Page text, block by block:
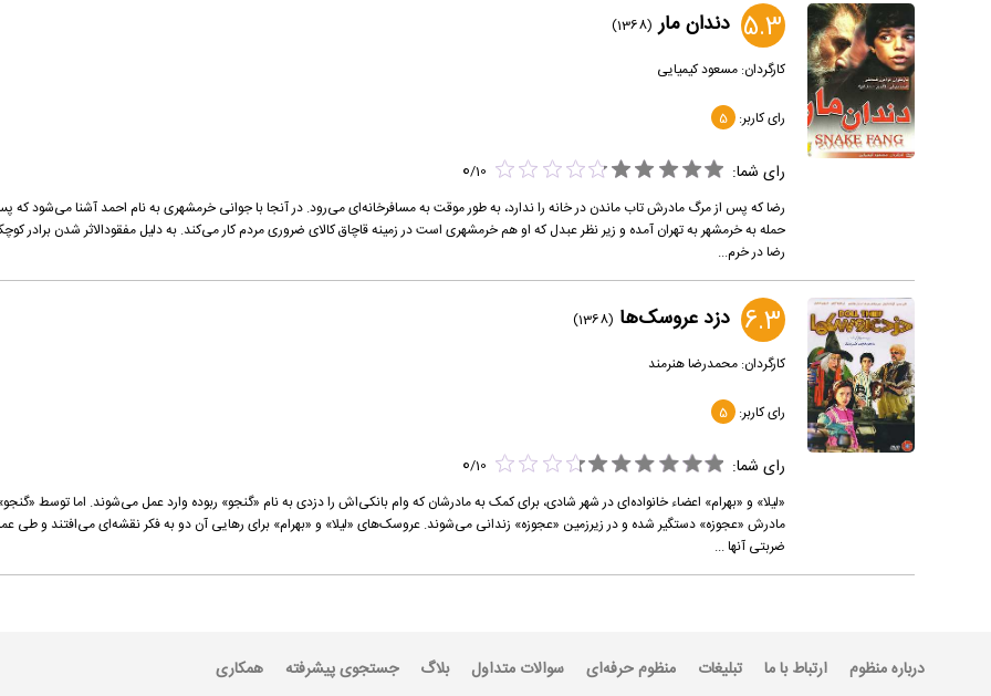
5.3 دندان مار (1368)
کارگردان:مسعود کیمیایی
رای کاربر: 5
رای شما: 0/10
رضا که پس از مرگ مادرش تاب ماندن در خانه را ندارد، به طور موقت به مسافرخانه‌ای می‌رود. در آنجا با جوانی خرمشهری به نام احمد آشنا می‌شود که
حمله به خرمشهر به تهران آمده و زیر نظر عبدل که او هم خرمشهری است در زمینه قاچاق کالای ضروری مردم کار می‌کند. به دلیل مفقودالاثر شدن برادر
رضا در خرم...
6.3 دزد عروسک‌ها (1368)
کارگردان:محمدرضا هنرمند
رای کاربر: 5
رای شما: 0/10
«لیلا» و «بهرام» اعضاء خانواده‌ای در شهر شادی، برای کمک به مادرشان که وام بانکی‌اش را دزدی به نام «گنجو» ربوده وارد عمل می‌شوند. اما توسط
مادرش «عجوزه» دستگیر شده و در زیرزمین «عجوزه» زندانی می‌شوند. عروسک‌های «لیلا» و «بهرام» برای رهایی آن دو به فکر نقشه‌ای می‌افتند و طی
ضربتی آنها ...
درباره منظوم ارتباط با ما تبلیغات منظوم حرفه‌ای سوالات متداول بلاگ جستجوی پیشرفته همکاری